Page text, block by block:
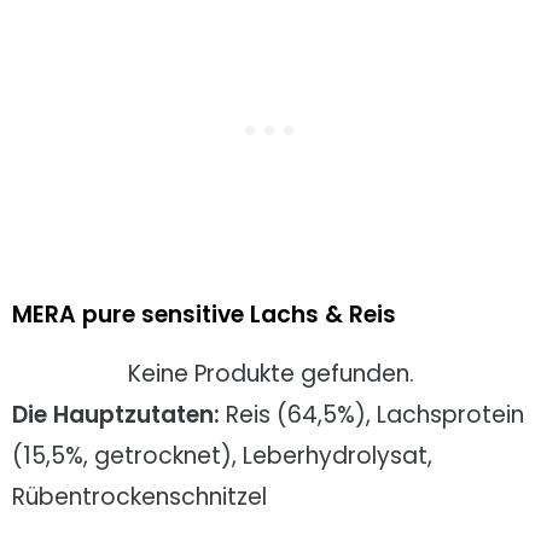
MERA pure sensitive Lachs & Reis
Keine Produkte gefunden.
Die Hauptzutaten: Reis (64,5%), Lachsprotein
(15,5%, getrocknet), Leberhydrolysat,
Rübentrockenschnitzel